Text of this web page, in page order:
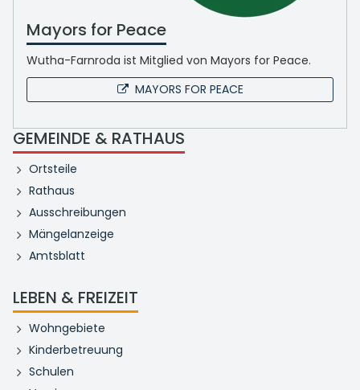
Mayors for Peace
Wutha-Farnroda ist Mitglied von Mayors for Peace.
MAYORS FOR PEACE
GEMEINDE & RATHAUS
Ortsteile
Rathaus
Ausschreibungen
Mängelanzeige
Amtsblatt
LEBEN & FREIZEIT
Wohngebiete
Kinderbetreuung
Schulen